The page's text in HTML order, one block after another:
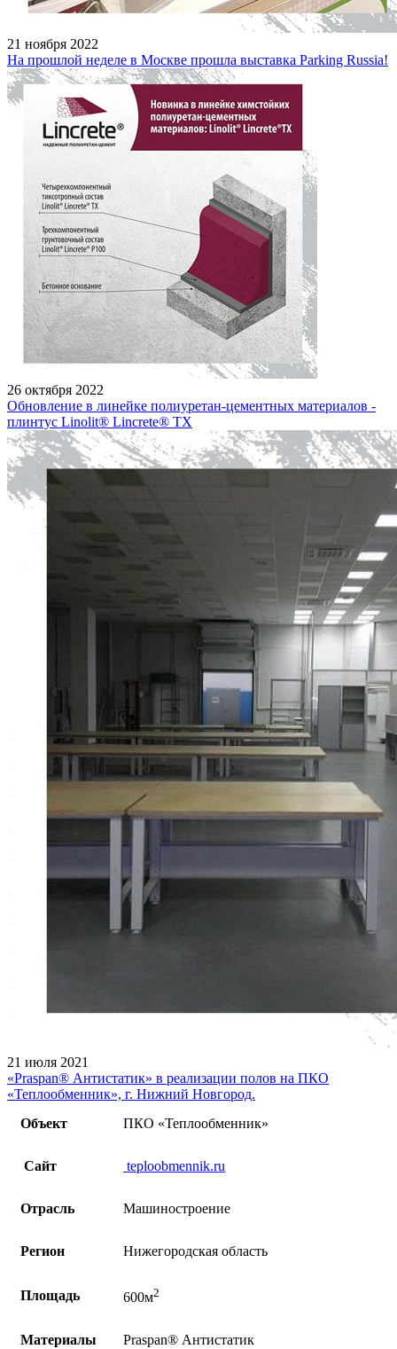
21 ноября 2022
На прошлой неделе в Москве прошла выставка Parking Russia!
26 октября 2022
Обновление в линейке полиуретан-цементных материалов -
плинтус Linolit® Lincrete® ТХ
21 июля 2021
«Praspan® Антистатик» в реализации полов на ПКО
«Теплообменник», г. Нижний Новгород.
Объект
ПКО «Теплообменник»
Сайт teploobmennik.ru
Отрасль Машиностроение
Регион Нижегородская область
Площадь 600м2
Материалы Praspan® Антистатик